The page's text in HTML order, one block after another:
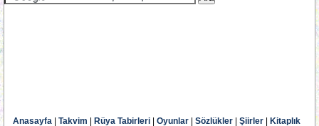
Anasayfa Takvim Rüya Tabirleri Oyunlar Sözlükler Şiirler Kitaplık